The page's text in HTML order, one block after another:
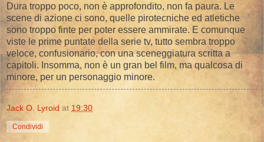
Dura troppo poco, non è approfondito, non fa paura. Le
scene di azione ci sono, quelle pirotecniche ed atletiche
sono troppo finte per poter essere ammirate. E comunque
viste le prime puntate della serie tv, tutto sembra troppo
veloce, confusionario, con una sceneggiatura scritta a
capitoli. Insomma, non è un gran bel film, ma qualcosa di
minore, per un personaggio minore.
Jack O. Lyroid at 19:30
Condividi